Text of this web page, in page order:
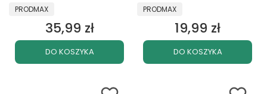
PRODUCENT
PRODMAX
Cena
35,99 zł
DO KOSZYKA
PRODUCENT
PRODMAX
Cena
19,99 zł
DO KOSZYKA